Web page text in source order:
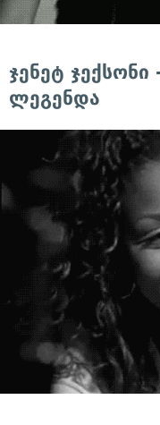
ჯენეტ ჯექსონი
ლეგენდა